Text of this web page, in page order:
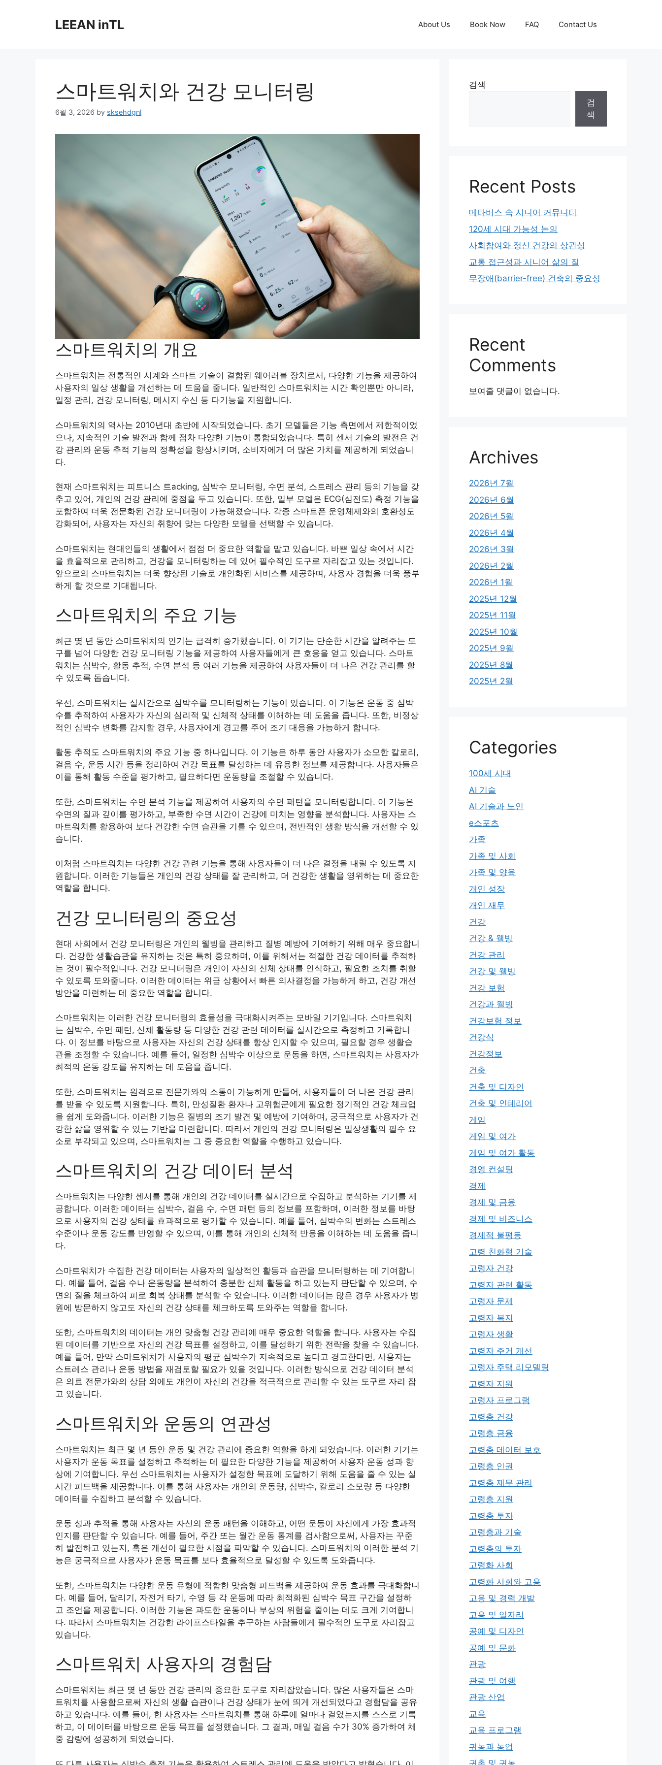
LEEAN inTL About Us Book Now FAQ Contact Us
스마트워치와 건강 모니터링
6월 3, 2026 by sksehdgnl
스마트워치의 개요
스마트워치는 전통적인 시계와 스마트 기술이 결합된 웨어러블 장치로서, 다양한 기능을 제공하여
사용자의 일상 생활을 개선하는 데 도움을 줍니다. 일반적인 스마트워치는 시간 확인뿐만 아니라,
일정 관리, 건강 모니터링, 메시지 수신 등 다기능을 지원합니다.
스마트워치의 역사는 2010년대 초반에 시작되었습니다. 초기 모델들은 기능 측면에서 제한적이었
으나, 지속적인 기술 발전과 함께 점차 다양한 기능이 통합되었습니다. 특히 센서 기술의 발전은 건
강 관리와 운동 추적 기능의 정확성을 향상시키며, 소비자에게 더 많은 가치를 제공하게 되었습니
다.
현재 스마트워치는 피트니스 트acking, 심박수 모니터링, 수면 분석, 스트레스 관리 등의 기능을 갖
추고 있어, 개인의 건강 관리에 중점을 두고 있습니다. 또한, 일부 모델은 ECG(심전도) 측정 기능을
포함하여 더욱 전문화된 건강 모니터링이 가능해졌습니다. 각종 스마트폰 운영체제와의 호환성도
강화되어, 사용자는 자신의 취향에 맞는 다양한 모델을 선택할 수 있습니다.
스마트워치는 현대인들의 생활에서 점점 더 중요한 역할을 맡고 있습니다. 바쁜 일상 속에서 시간
을 효율적으로 관리하고, 건강을 모니터링하는 데 있어 필수적인 도구로 자리잡고 있는 것입니다.
앞으로의 스마트워치는 더욱 향상된 기술로 개인화된 서비스를 제공하며, 사용자 경험을 더욱 풍부
하게 할 것으로 기대됩니다.
스마트워치의 주요 기능
최근 몇 년 동안 스마트워치의 인기는 급격히 증가했습니다. 이 기기는 단순한 시간을 알려주는 도
구를 넘어 다양한 건강 모니터링 기능을 제공하여 사용자들에게 큰 호응을 얻고 있습니다. 스마트
워치는 심박수, 활동 추적, 수면 분석 등 여러 기능을 제공하여 사용자들이 더 나은 건강 관리를 할
수 있도록 돕습니다.
우선, 스마트워치는 실시간으로 심박수를 모니터링하는 기능이 있습니다. 이 기능은 운동 중 심박
수를 추적하여 사용자가 자신의 심리적 및 신체적 상태를 이해하는 데 도움을 줍니다. 또한, 비정상
적인 심박수 변화를 감지할 경우, 사용자에게 경고를 주어 조기 대응을 가능하게 합니다.
활동 추적도 스마트워치의 주요 기능 중 하나입니다. 이 기능은 하루 동안 사용자가 소모한 칼로리,
걸음 수, 운동 시간 등을 정리하여 건강 목표를 달성하는 데 유용한 정보를 제공합니다. 사용자들은
이를 통해 활동 수준을 평가하고, 필요하다면 운동량을 조절할 수 있습니다.
또한, 스마트워치는 수면 분석 기능을 제공하여 사용자의 수면 패턴을 모니터링합니다. 이 기능은
수면의 질과 깊이를 평가하고, 부족한 수면 시간이 건강에 미치는 영향을 분석합니다. 사용자는 스
마트워치를 활용하여 보다 건강한 수면 습관을 기를 수 있으며, 전반적인 생활 방식을 개선할 수 있
습니다.
이처럼 스마트워치는 다양한 건강 관련 기능을 통해 사용자들이 더 나은 결정을 내릴 수 있도록 지
원합니다. 이러한 기능들은 개인의 건강 상태를 잘 관리하고, 더 건강한 생활을 영위하는 데 중요한
역할을 합니다.
건강 모니터링의 중요성
현대 사회에서 건강 모니터링은 개인의 웰빙을 관리하고 질병 예방에 기여하기 위해 매우 중요합니
다. 건강한 생활습관을 유지하는 것은 특히 중요하며, 이를 위해서는 적절한 건강 데이터를 추적하
는 것이 필수적입니다. 건강 모니터링은 개인이 자신의 신체 상태를 인식하고, 필요한 조치를 취할
수 있도록 도와줍니다. 이러한 데이터는 위급 상황에서 빠른 의사결정을 가능하게 하고, 건강 개선
방안을 마련하는 데 중요한 역할을 합니다.
스마트워치는 이러한 건강 모니터링의 효율성을 극대화시켜주는 모바일 기기입니다. 스마트워치
는 심박수, 수면 패턴, 신체 활동량 등 다양한 건강 관련 데이터를 실시간으로 측정하고 기록합니
다. 이 정보를 바탕으로 사용자는 자신의 건강 상태를 항상 인지할 수 있으며, 필요할 경우 생활습
관을 조정할 수 있습니다. 예를 들어, 일정한 심박수 이상으로 운동을 하면, 스마트워치는 사용자가
최적의 운동 강도를 유지하는 데 도움을 줍니다.
또한, 스마트워치는 원격으로 전문가와의 소통이 가능하게 만들어, 사용자들이 더 나은 건강 관리
를 받을 수 있도록 지원합니다. 특히, 만성질환 환자나 고위험군에게 필요한 정기적인 건강 체크업
을 쉽게 도와줍니다. 이러한 기능은 질병의 조기 발견 및 예방에 기여하며, 궁극적으로 사용자가 건
강한 삶을 영위할 수 있는 기반을 마련합니다. 따라서 개인의 건강 모니터링은 일상생활의 필수 요
소로 부각되고 있으며, 스마트워치는 그 중 중요한 역할을 수행하고 있습니다.
스마트워치의 건강 데이터 분석
스마트워치는 다양한 센서를 통해 개인의 건강 데이터를 실시간으로 수집하고 분석하는 기기를 제
공합니다. 이러한 데이터는 심박수, 걸음 수, 수면 패턴 등의 정보를 포함하며, 이러한 정보를 바탕
으로 사용자의 건강 상태를 효과적으로 평가할 수 있습니다. 예를 들어, 심박수의 변화는 스트레스
수준이나 운동 강도를 반영할 수 있으며, 이를 통해 개인의 신체적 반응을 이해하는 데 도움을 줍니
다.
스마트워치가 수집한 건강 데이터는 사용자의 일상적인 활동과 습관을 모니터링하는 데 기여합니
다. 예를 들어, 걸음 수나 운동량을 분석하여 충분한 신체 활동을 하고 있는지 판단할 수 있으며, 수
면의 질을 체크하여 피로 회복 상태를 분석할 수 있습니다. 이러한 데이터는 많은 경우 사용자가 병
원에 방문하지 않고도 자신의 건강 상태를 체크하도록 도와주는 역할을 합니다.
또한, 스마트워치의 데이터는 개인 맞춤형 건강 관리에 매우 중요한 역할을 합니다. 사용자는 수집
된 데이터를 기반으로 자신의 건강 목표를 설정하고, 이를 달성하기 위한 전략을 찾을 수 있습니다.
예를 들어, 만약 스마트워치가 사용자의 평균 심박수가 지속적으로 높다고 경고한다면, 사용자는
스트레스 관리나 운동 방법을 재검토할 필요가 있을 것입니다. 이러한 방식으로 건강 데이터 분석
은 의료 전문가와의 상담 외에도 개인이 자신의 건강을 적극적으로 관리할 수 있는 도구로 자리 잡
고 있습니다.
스마트워치와 운동의 연관성
스마트워치는 최근 몇 년 동안 운동 및 건강 관리에 중요한 역할을 하게 되었습니다. 이러한 기기는
사용자가 운동 목표를 설정하고 추적하는 데 필요한 다양한 기능을 제공하여 사용자 운동 성과 향
상에 기여합니다. 우선 스마트워치는 사용자가 설정한 목표에 도달하기 위해 도움을 줄 수 있는 실
시간 피드백을 제공합니다. 이를 통해 사용자는 개인의 운동량, 심박수, 칼로리 소모량 등 다양한
데이터를 수집하고 분석할 수 있습니다.
운동 성과 추적을 통해 사용자는 자신의 운동 패턴을 이해하고, 어떤 운동이 자신에게 가장 효과적
인지를 판단할 수 있습니다. 예를 들어, 주간 또는 월간 운동 통계를 검사함으로써, 사용자는 꾸준
히 발전하고 있는지, 혹은 개선이 필요한 시점을 파악할 수 있습니다. 스마트워치의 이러한 분석 기
능은 궁극적으로 사용자가 운동 목표를 보다 효율적으로 달성할 수 있도록 도와줍니다.
또한, 스마트워치는 다양한 운동 유형에 적합한 맞춤형 피드백을 제공하여 운동 효과를 극대화합니
다. 예를 들어, 달리기, 자전거 타기, 수영 등 각 운동에 따라 최적화된 심박수 목표 구간을 설정하
고 조언을 제공합니다. 이러한 기능은 과도한 운동이나 부상의 위험을 줄이는 데도 크게 기여합니
다. 따라서 스마트워치는 건강한 라이프스타일을 추구하는 사람들에게 필수적인 도구로 자리잡고
있습니다.
스마트워치 사용자의 경험담
스마트워치는 최근 몇 년 동안 건강 관리의 중요한 도구로 자리잡았습니다. 많은 사용자들은 스마
트워치를 사용함으로써 자신의 생활 습관이나 건강 상태가 눈에 띄게 개선되었다고 경험담을 공유
하고 있습니다. 예를 들어, 한 사용자는 스마트워치를 통해 하루에 얼마나 걸었는지를 스스로 기록
하고, 이 데이터를 바탕으로 운동 목표를 설정했습니다. 그 결과, 매일 걸음 수가 30% 증가하여 체
중 감량에 성공하게 되었습니다.
검색
검
색
Recent Posts
메타버스 속 시니어 커뮤니티
120세 시대 가능성 논의
사회참여와 정신 건강의 상관성
교통 접근성과 시니어 삶의 질
무장애(barrier-free) 건축의 중요성
Recent
Comments
보여줄 댓글이 없습니다.
Archives
2026년 7월
2026년 6월
2026년 5월
2026년 4월
2026년 3월
2026년 2월
2026년 1월
2025년 12월
2025년 11월
2025년 10월
2025년 9월
2025년 8월
2025년 2월
Categories
100세 시대
AI 기술
AI 기술과 노인
e스포츠
가족
가족 및 사회
가족 및 양육
개인 성장
개인 재무
건강
건강 & 웰빙
건강 관리
건강 및 웰빙
건강 보험
건강과 웰빙
건강보험 정보
건강식
건강정보
건축
건축 및 디자인
건축 및 인테리어
게임
게임 및 여가
게임 및 여가 활동
경영 컨설팅
경제
경제 및 금융
경제 및 비즈니스
경제적 불평등
고령 친화형 기술
고령자 건강
고령자 관련 활동
고령자 문제
고령자 복지
고령자 생활
고령자 주거 개선
고령자 주택 리모델링
고령자 지원
고령자 프로그램
고령층 건강
고령층 금융
고령층 데이터 보호
고령층 인권
고령층 재무 관리
고령층 지원
고령층 투자
고령층과 기술
고령층의 투자
고령화 사회
고령화 사회와 고용
고용 및 경력 개발
고용 및 일자리
공예 및 디자인
공예 및 문화
관광
관광 및 여행
관광 산업
교육
교육 프로그램
귀농과 농업
귀촌 및 귀농